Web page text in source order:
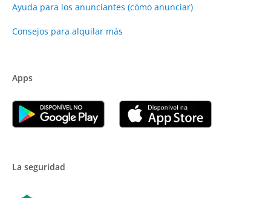
Ayuda para los anunciantes (cómo anunciar)
Consejos para alquilar más
Apps
La seguridad